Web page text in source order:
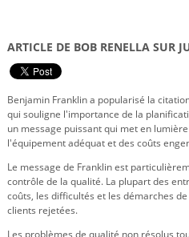
ARTICLE DE BOB RENELLA SUR
Benjamin Franklin a popularisé la
qui souligne l'importance de la
un message puissant qui met en
l'équipement adéquat et des coûts
Le message de Franklin est
contrôle de la qualité. La plupart des
coûts, les difficultés et les démarches
clients rejetées.
Les problèmes de qualité non résolus